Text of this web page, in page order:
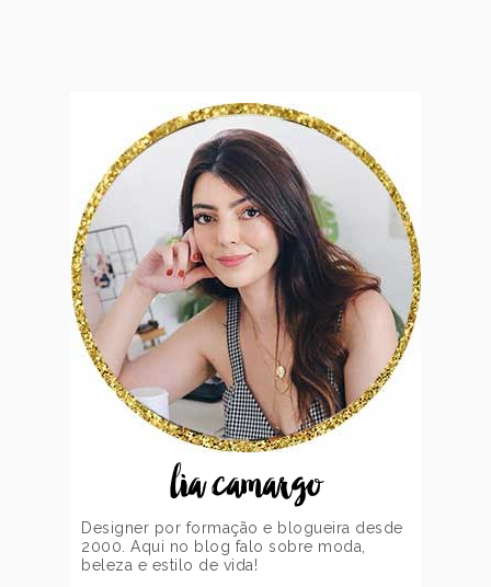
lia camargo
Designer por formação e blogueira desde
2000. Aqui no blog falo sobre moda,
beleza e estilo de vida!